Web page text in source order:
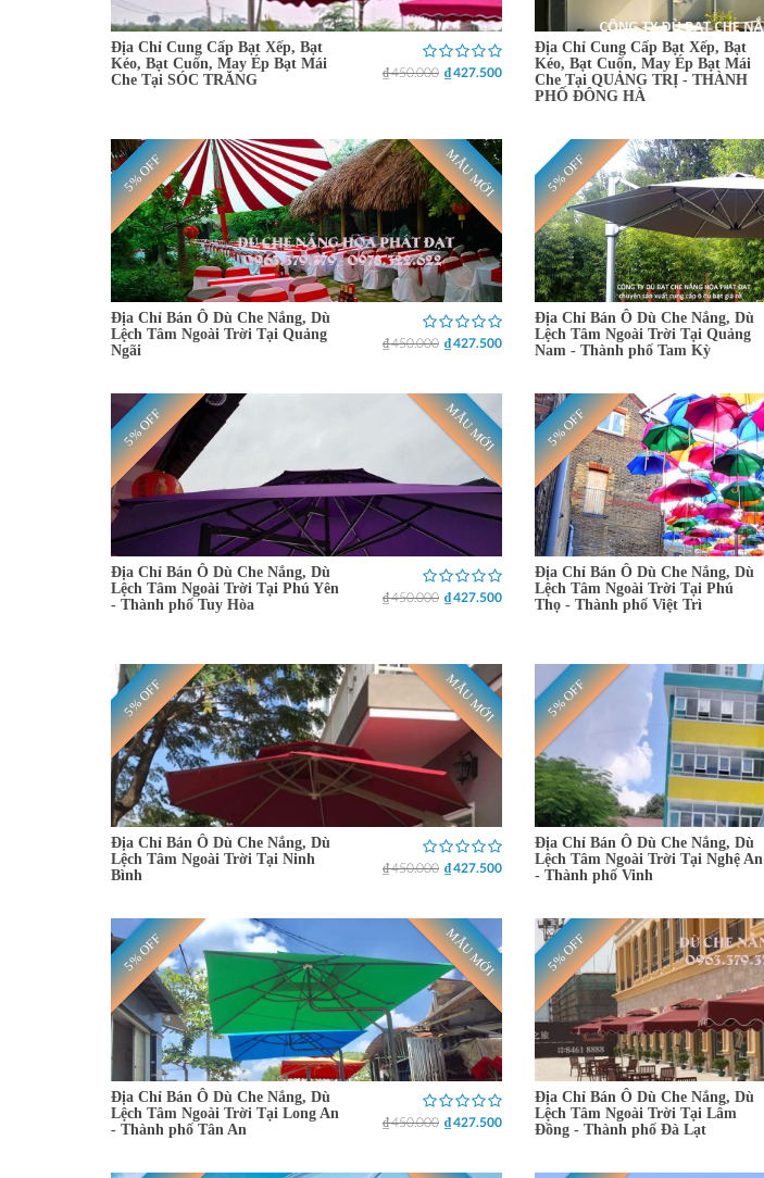
Địa Chỉ Cung Cấp Bạt Xếp, Bạt
Kéo, Bạt Cuốn, May Ép Bạt Mái
Che Tại SÓC TRĂNG
₫ 450.000 ₫ 427.500
Địa Chỉ Cung Cấp Bạt Xếp, Bạt
Kéo, Bạt Cuốn, May Ép Bạt Mái
Che Tại QUẢNG TRỊ - THÀNH
PHỐ ĐÔNG HÀ
5% OFF MẪU MỚI
Địa Chỉ Bán Ô Dù Che Nắng, Dù
Lệch Tâm Ngoài Trời Tại Quảng
Ngãi
₫ 450.000 ₫ 427.500
5% OFF
Địa Chỉ Bán Ô Dù Che Nắng, Dù
Lệch Tâm Ngoài Trời Tại Quảng
Nam - Thành phố Tam Kỳ
5% OFF MẪU MỚI
Địa Chỉ Bán Ô Dù Che Nắng, Dù
Lệch Tâm Ngoài Trời Tại Phú Yên
- Thành phố Tuy Hòa
₫ 450.000 ₫ 427.500
5% OFF
Địa Chỉ Bán Ô Dù Che Nắng, Dù
Lệch Tâm Ngoài Trời Tại Phú
Thọ - Thành phố Việt Trì
5% OFF MẪU MỚI
Địa Chỉ Bán Ô Dù Che Nắng, Dù
Lệch Tâm Ngoài Trời Tại Ninh
Bình
₫ 450.000 ₫ 427.500
5% OFF
Địa Chỉ Bán Ô Dù Che Nắng, Dù
Lệch Tâm Ngoài Trời Tại Nghệ An
- Thành phố Vinh
5% OFF MẪU MỚI
Địa Chỉ Bán Ô Dù Che Nắng, Dù
Lệch Tâm Ngoài Trời Tại Long An
- Thành phố Tân An
₫ 450.000 ₫ 427.500
5% OFF
Địa Chỉ Bán Ô Dù Che Nắng, Dù
Lệch Tâm Ngoài Trời Tại Lâm
Đồng - Thành phố Đà Lạt